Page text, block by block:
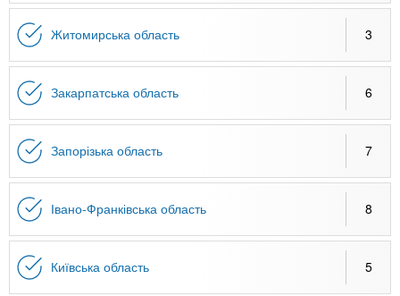
n
f
o
в
Житомирська область 3
Закарпатська область 6
Запорізька область 7
Івано-Франківська область 8
Київська область 5